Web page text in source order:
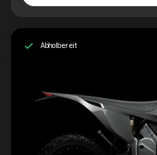
Abholbereit